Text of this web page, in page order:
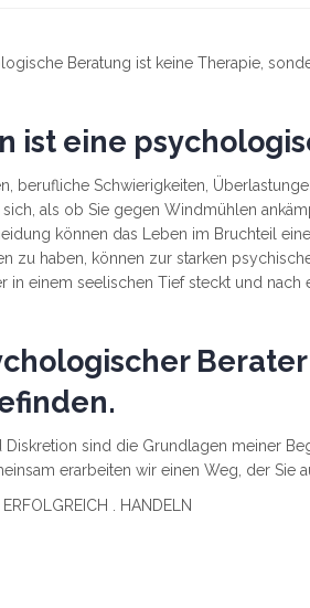
Beratung ist keine Therapie,
ist eine
berufliche Schwierigkeiten,
sich, als ob Sie gegen Windmühlen
können das Leben im Bruchteil
zu haben, können zur starken
in einem seelischen Tief steckt und nach
Diskretion sind die Grundlagen meiner
erarbeiten wir einen Weg, der Sie
. HANDELN